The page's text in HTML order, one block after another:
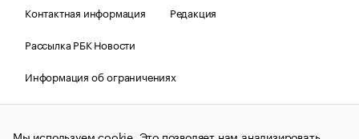
Контактная информация
Редакция
Рассылка РБК Новости
Информация об ограничениях
Правовая информация
О соблюдении авторских прав